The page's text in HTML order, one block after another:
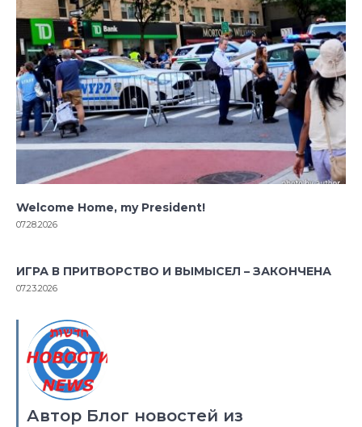
Welcome Home, my President!
07.28.2026
ИГРА В ПРИТВОРСТВО И ВЫМЫСЕЛ – ЗАКОНЧЕНА
07.23.2026
Автор Блог новостей из